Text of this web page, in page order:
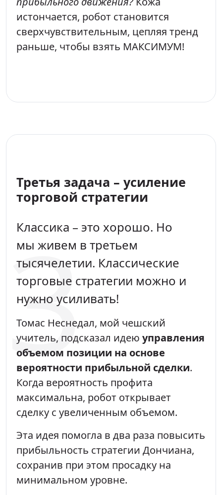
истончается, робот становится
сверхчувствительным, цепляя тренд
раньше, чтобы взять МАКСИМУМ!
Третья задача – усиление
торговой стратегии
Классика – это хорошо. Но
мы живем в третьем
тысячелетии. Классические
торговые стратегии можно и
нужно усиливать!
Томас Неснедал, мой чешский
учитель, подсказал идею управления
объемом позиции на основе
вероятности прибыльной сделки.
Когда вероятность профита
максимальна, робот открывает
сделку с увеличенным объемом.
Эта идея помогла в два раза повысить
прибыльность стратегии Дончиана,
сохранив при этом просадку на
минимальном уровне.